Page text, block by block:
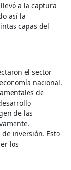
a la captura
así la
capas del
el sector
nacional.
de
de las
inversión. Esto
los